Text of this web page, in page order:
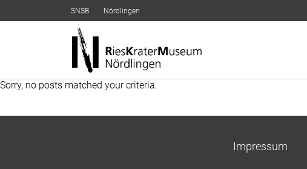
SNSB Nördlingen
Sorry, no posts matched your criteria.
Impressum